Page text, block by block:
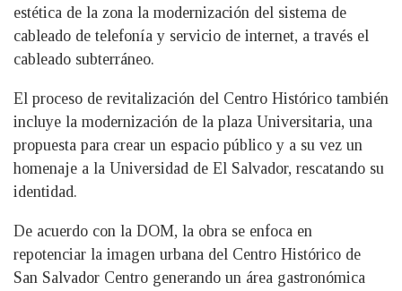
estética de la zona la modernización del sistema de
cableado de telefonía y servicio de internet, a través el
cableado subterráneo.
El proceso de revitalización del Centro Histórico también
incluye la modernización de la plaza Universitaria, una
propuesta para crear un espacio público y a su vez un
homenaje a la Universidad de El Salvador, rescatando su
identidad.
De acuerdo con la DOM, la obra se enfoca en
repotenciar la imagen urbana del Centro Histórico de
San Salvador Centro generando un área gastronómica